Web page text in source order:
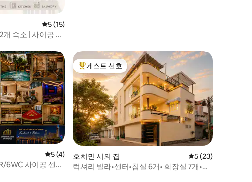
평점 5점(5점 만점), 후기 15개
5 (15)
숙소 | 사이공 중
평점 5점(5점 만점), 후기 4개
5 (4)
6WC 사이공 센트
상위 게스트 선호
게스트 선호
호치민 시의 집 평점 5점(5점 만점
5 (23)
럭셔리 빌라•센터•침실 6개• 화장실 7개•수